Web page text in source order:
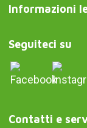
Informazioni
Seguiteci su
Contatti e